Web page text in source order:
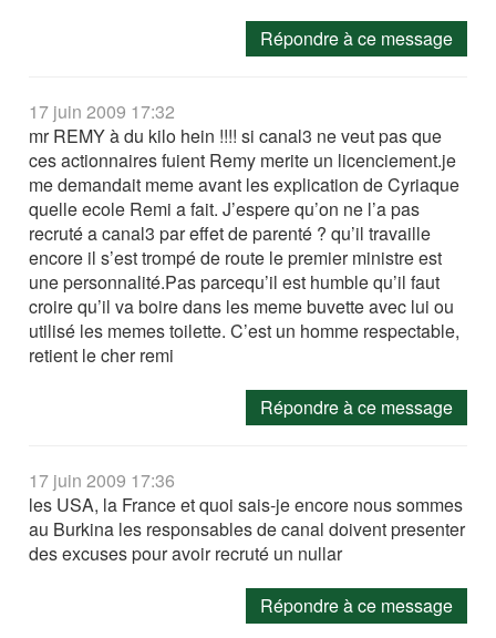
Répondre à ce message
17 juin 2009 17:32
mr REMY à du kilo hein !!!! si canal3 ne veut pas que
ces actionnaires fuient Remy merite un licenciement.je
me demandait meme avant les explication de Cyriaque
quelle ecole Remi a fait. J’espere qu’on ne l’a pas
recruté a canal3 par effet de parenté ? qu’il travaille
encore il s’est trompé de route le premier ministre est
une personnalité.Pas parcequ’il est humble qu’il faut
croire qu’il va boire dans les meme buvette avec lui ou
utilisé les memes toilette. C’est un homme respectable,
retient le cher remi
Répondre à ce message
17 juin 2009 17:36
les USA, la France et quoi sais-je encore nous sommes
au Burkina les responsables de canal doivent presenter
des excuses pour avoir recruté un nullar
Répondre à ce message